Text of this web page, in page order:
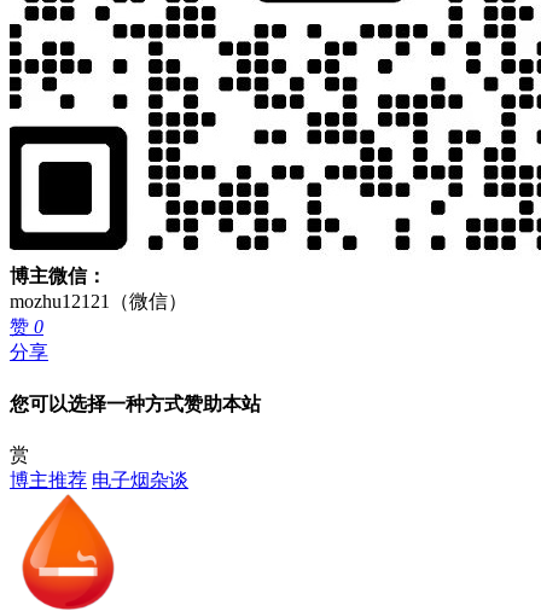
博主微信：
mozhu12121（微信）
赞 0
分享
您可以选择一种方式赞助本站
赏
博主推荐 电子烟杂谈